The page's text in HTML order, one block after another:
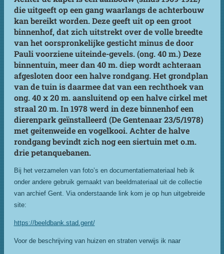
die uitgeeft op een gang waarlangs de achterbouw
kan bereikt worden. Deze geeft uit op een groot
binnenhof, dat zich uitstrekt over de volle breedte
van het oorspronkelijke gesticht minus de door
Pauli voorziene uiteinde-gevels. (ong. 40 m.) Deze
binnentuin, meer dan 40 m. diep wordt achteraan
afgesloten door een halve rondgang. Het grondplan
van de tuin is daarmee dat van een rechthoek van
ong. 40 x 20 m. aansluitend op een halve cirkel met
straal 20 m. In 1978 werd in deze binnenhof een
dierenpark geïnstalleerd (De Gentenaar 23/5/1978)
met geitenweide en vogelkooi. Achter de halve
rondgang bevindt zich nog een siertuin met o.m.
drie petanquebanen.
Bij het verzamelen van foto’s en documentatiemateriaal heb ik
onder andere gebruik gemaakt van beeldmateriaal uit de collectie
van archief Gent. Via onderstaande link kom je op hun uitgebreide
site:
https://beeldbank.stad.gent/
Voor de beschrijving van huizen en straten verwijs ik naar